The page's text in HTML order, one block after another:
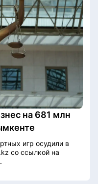
на 681 млн
игр осудили в
со ссылкой на